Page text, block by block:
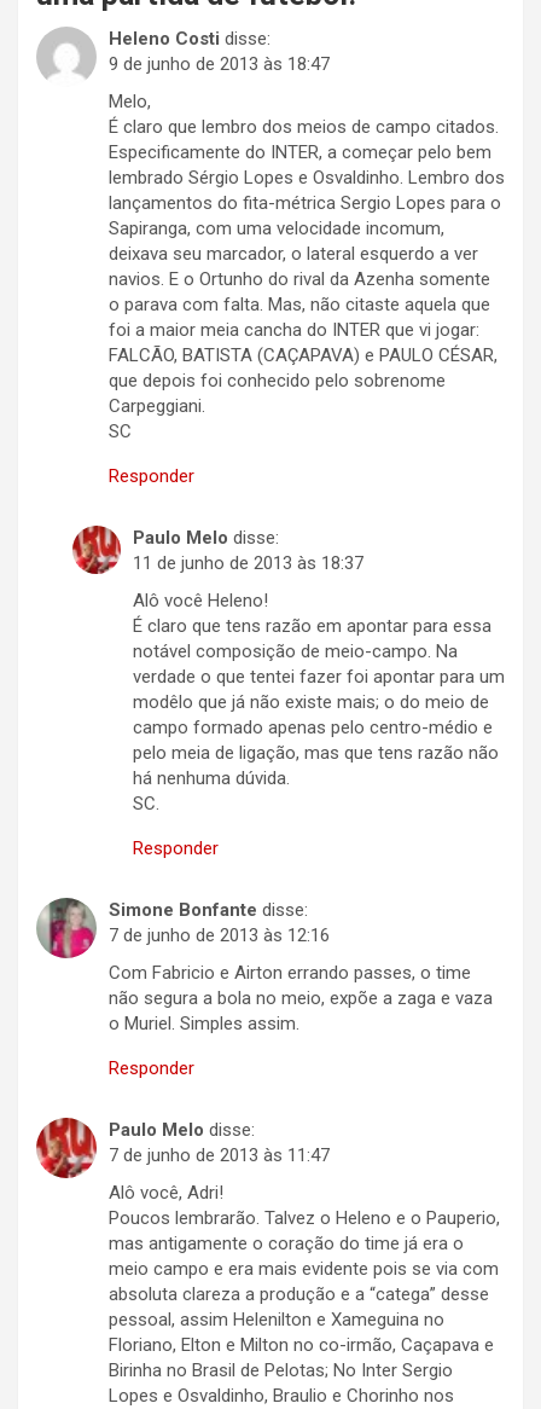
Heleno Costi disse:
9 de junho de 2013 às 18:47
Melo,
É claro que lembro dos meios de campo citados.
Especificamente do INTER, a começar pelo bem
lembrado Sérgio Lopes e Osvaldinho. Lembro dos
lançamentos do fita-métrica Sergio Lopes para o
Sapiranga, com uma velocidade incomum,
deixava seu marcador, o lateral esquerdo a ver
navios. E o Ortunho do rival da Azenha somente
o parava com falta. Mas, não citaste aquela que
foi a maior meia cancha do INTER que vi jogar:
FALCÃO, BATISTA (CAÇAPAVA) e PAULO CÉSAR,
que depois foi conhecido pelo sobrenome
Carpeggiani.
SC
Responder
Paulo Melo disse:
11 de junho de 2013 às 18:37
Alô você Heleno!
É claro que tens razão em apontar para essa
notável composição de meio-campo. Na
verdade o que tentei fazer foi apontar para um
modêlo que já não existe mais; o do meio de
campo formado apenas pelo centro-médio e
pelo meia de ligação, mas que tens razão não
há nenhuma dúvida.
SC.
Responder
Simone Bonfante disse:
7 de junho de 2013 às 12:16
Com Fabricio e Airton errando passes, o time
não segura a bola no meio, expõe a zaga e vaza
o Muriel. Simples assim.
Responder
Paulo Melo disse:
7 de junho de 2013 às 11:47
Alô você, Adri!
Poucos lembrarão. Talvez o Heleno e o Pauperio,
mas antigamente o coração do time já era o
meio campo e era mais evidente pois se via com
absoluta clareza a produção e a “catega” desse
pessoal, assim Helenilton e Xameguina no
Floriano, Elton e Milton no co-irmão, Caçapava e
Birinha no Brasil de Pelotas; No Inter Sergio
Lopes e Osvaldinho, Braulio e Chorinho nos